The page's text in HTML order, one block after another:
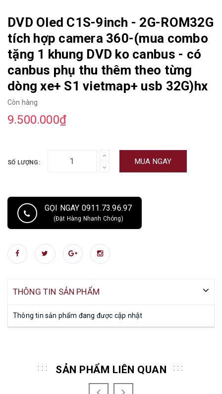
DVD Oled C1S-9inch - 2G-ROM32G
tích hợp camera 360-(mua combo
tặng 1 khung DVD ko canbus - có
canbus phụ thu thêm theo từng
dòng xe+ S1 vietmap+ usb 32G)hx
Còn hàng
9.500.000₫
SỐ LƯỢNG: MUA NGAY
GỌI NGAY 0911.73.96.97
(Đặt Hàng Nhanh Chóng)
THÔNG TIN SẢN PHẨM
Thông tin sản phẩm đang được cập nhật
SẢN PHẨM LIÊN QUAN